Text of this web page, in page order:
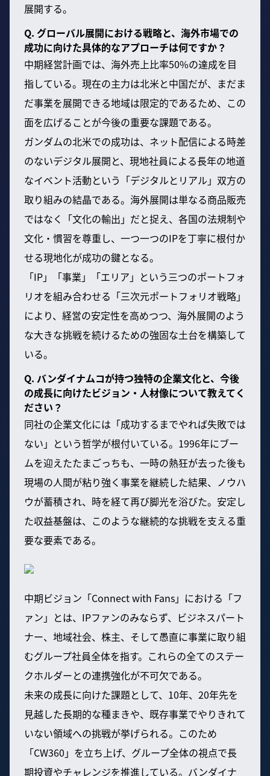
展開する。
Q. グローバル展開における戦略と、海外市場での
成功に向けた具体的なアプローチは何ですか？
中期経営計画では、海外売上比率50%の達成を目
指している。現在の主力は北米と中国だが、まだま
だ事業を展開できる地域は限定的であるため、この
面を広げることが今後の重要な課題である。
ガンダムの北米での成功は、ネット配信による時差
のないデジタル展開と、現地社員による長年の地道
なイベント活動という「デジタルとリアル」双方の
取り組みの結晶である。海外展開は単なる商品販売
ではなく「文化の輸出」だと捉え、各国の法規制や
文化・慣習を尊重し、一つ一つのIPを丁寧に根付か
せる現地化が成功の鍵となる。
「IP」「事業」「エリア」という三つのポートフォ
リオを組み合わせる「三次元ポートフォリオ戦略」
により、経営の安定性を高めつつ、海外展開のよう
な大きな挑戦を続けるための強固な土台を構築して
いる。
Q. バンダイナムコが持つ独特の企業文化と、今後
の成長に向けたビジョン・人材像について教えてく
ださい？
同社の企業文化には「成功するまでやれば失敗では
ない」という哲学が根付いている。1996年にブー
ムを迎えたたまごっちも、一時の熱狂が去った後も
現場の人間が粘り強く事業を継続した結果、ノウハ
ウが蓄積され、時を経て再び脚光を浴びた。安定し
た収益基盤は、このような継続的な挑戦を支える重
要な要素である。
中期ビジョン「Connect with Fans」における「フ
ァン」とは、IPファンのみならず、ビジネスパート
ナー、地域社会、株主、そして愚直に事業に取り組
むグループ社員全体を指す。これらの全てのステー
クホルダーとの連携強化が不可欠である。
未来の成長に向けた課題として、10年、20年先を
見越した長期的な種まきや、既存事業でやりきれて
いない領域への挑戦が挙げられる。このため
「CW360」を立ち上げ、グループ全体の視点で長
期投資やチャレンジを推進している。バンダイナ